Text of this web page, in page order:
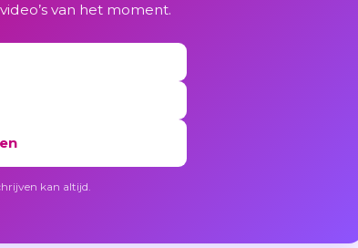
van het moment.
kan altijd.